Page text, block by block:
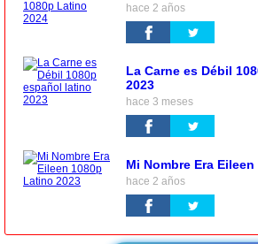
hace 2 años
La Carne es Débil
2023
hace 3 meses
Mi Nombre Era
hace 2 años